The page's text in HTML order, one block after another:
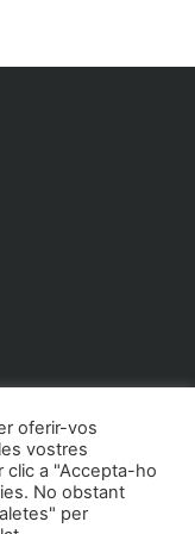
oferir-vos
vostres
clic a "Accepta-ho
No obstant
per